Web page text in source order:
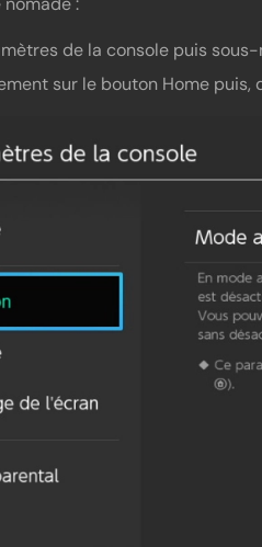
de la console puis
sur le bouton Home